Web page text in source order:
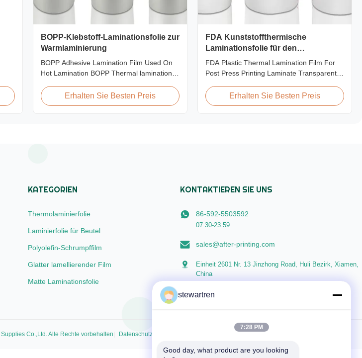
BOPP-Klebstoff-Laminationsfolie zur
Warmlaminierung
BOPP Adhesive Lamination Film Used On
Hot Lamination BOPP Thermal lamination
particularly offset printing. It consists of
BOPP + EVA composite materials. BOPP
Erhalten Sie Besten Preis
FDA Kunststoffthermische
Laminationsfolie für den
Druckvorgang
FDA Plastic Thermal Lamination Film For
Post Press Printing Laminate Transparent
Post-press Printing Laminate BOPP
Thermal Lamination Film Parameter
Erhalten Sie Besten Preis
KATEGORIEN
Thermolaminierfolie
Laminierfolie für Beutel
Polyolefin-Schrumpffilm
Glatter lamellierender Film
Matte Laminationsfolie
KONTAKTIEREN SIE UNS
86-592-5503592
07:30-23:59
sales@after-printing.com
Einheit 2601 Nr. 13 Jinzhong Road, Huli Bezirk, Xiamen,
China
Co.,Ltd. Alle Rechte vorbehalten Datenschutzrichtlinie
stewartren
7:28 PM
Good day, what product are you looking